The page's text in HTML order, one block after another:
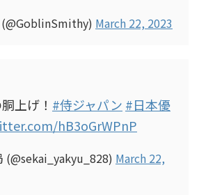
March 22, 2023
上げ！ #侍ジャパン #日本優
hB3oGrWPnP
March 22,